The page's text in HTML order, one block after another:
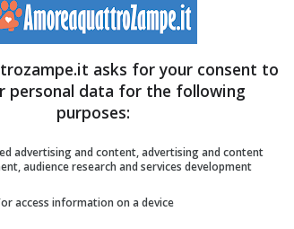
gli esseri viventi che
artropodi, quali le zanzare e le
asks for your consent to
personal data for the following
purposes:
advertising and content, advertising and content
audience research and services development
access information on a device